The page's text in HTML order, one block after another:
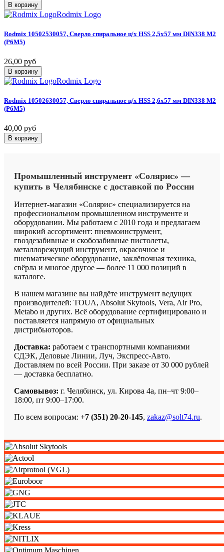
В корзину
Rodmix Logo
Rodmix 10502530057, Сверло спиральное ц/х HSS 2,5х57 мм DIN338 М2
(Р6М5)
26,00 руб
В корзину
Rodmix Logo
Rodmix 10502630057, Сверло спиральное ц/х HSS 2,6х57 мм DIN338 М2
(Р6М5)
40,00 руб
В корзину
Промышленный инструмент «Солярис» —
купить в Челябинске с доставкой по России
Интернет-магазин «Солярис» специализируется на
профессиональном промышленном инструменте и
оборудовании. Мы работаем с 2010 года и предлагаем
широкий ассортимент: пневмоинструмент,
гвоздезабивные и скобозабивные пистолеты,
металлорежущий инструмент, окрасочное и
пневматическое оборудование, заклёпочная техника,
свёрла и многое другое — более 11 000 позиций в
каталоге.
В нашем магазине вы найдёте инструмент ведущих
производителей: TOUA, Absolut Skytools, Vera, Air Pro,
Metabo и других. Всё оборудование сертифицировано и
поставляется напрямую от официальных
дистрибьюторов.
Доставка: работаем с транспортными компаниями
СДЭК, Деловые Линии, Луч, Экспресс-Авто.
Доставляем по всей России. При заказе от 30 000 рублей
— доставка бесплатно.
Самовывоз: г. Челябинск, ул. Кирова 4а, пн–чт 9:00–
18:00, пт 9:00–17:00.
По всем вопросам: +7 (351) 20-20-145, zakaz@solt74.ru.